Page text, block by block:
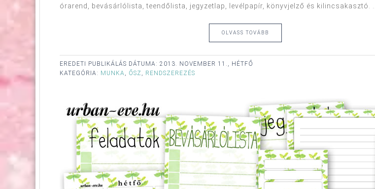
órarend, bevásárlólista, teendőlista, jegyzetlap, levélpapír, könyvjelző és kilincsakasztó. ...
OLVASS TOVÁBB
EREDETI PUBLIKÁLÁS DÁTUMA: 2013. NOVEMBER 11., HÉTFŐ
KATEGÓRIA: MUNKA, ŐSZ, RENDSZEREZÉS